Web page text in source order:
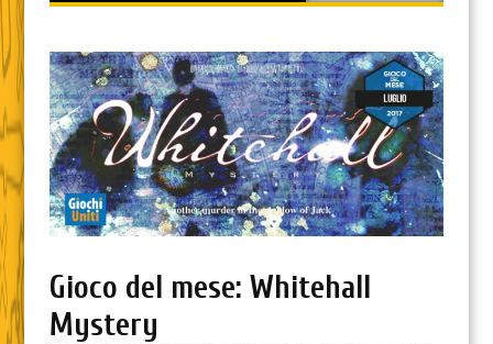
content
Gioco del mese: Whitehall
Mystery